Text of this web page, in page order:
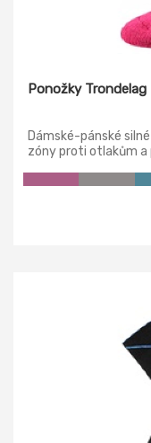
Ponožky Trondelag
Dámské-pánské
zóny proti otlakům a